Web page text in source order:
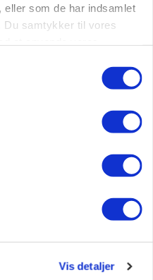
eller som de har indsamlet
Du samtykker til vores
Vis detaljer
er efterårets største
svagere